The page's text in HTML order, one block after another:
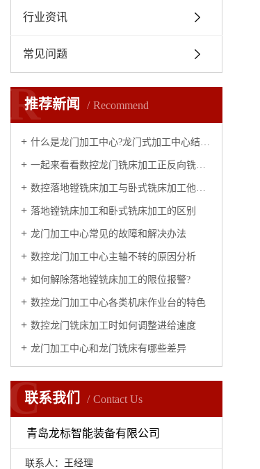
行业资讯
常见问题
推荐新闻 Recommend
R
什么是龙门加工中心?龙门式加工中心结构及用处
一起来看看数控龙门铣床加工正反向铣削的优缺点以及如何进行选择
数控落地镗铣床加工与卧式铣床加工他俩之间的区别是什么
落地镗铣床加工和卧式铣床加工的区别
龙门加工中心常见的故障和解决办法
数控龙门加工中心主轴不转的原因分析
如何解除落地镗铣床加工的限位报警?
数控龙门加工中心各类机床作业台的特色
数控龙门铣床加工时如何调整进给速度
龙门加工中心和龙门铣床有哪些差异
联系我们 Contact Us
C
青岛龙标智能装备有限公司
联系人：王经理